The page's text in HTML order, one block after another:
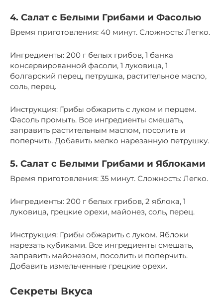
4. Салат с Белыми Грибами и Фасолью
Время приготовления: 40 минут. Сложность: Легко.
Ингредиенты: 200 г белых грибов, 1 банка
консервированной фасоли, 1 луковица, 1
болгарский перец, петрушка, растительное масло,
соль, перец.
Инструкция: Грибы обжарить с луком и перцем.
Фасоль промыть. Все ингредиенты смешать,
заправить растительным маслом, посолить и
поперчить. Добавить мелко нарезанную петрушку.
5. Салат с Белыми Грибами и Яблоками
Время приготовления: 35 минут. Сложность: Легко.
Ингредиенты: 200 г белых грибов, 2 яблока, 1
луковица, грецкие орехи, майонез, соль, перец.
Инструкция: Грибы обжарить с луком. Яблоки
нарезать кубиками. Все ингредиенты смешать,
заправить майонезом, посолить и поперчить.
Добавить измельченные грецкие орехи.
Секреты Вкуса